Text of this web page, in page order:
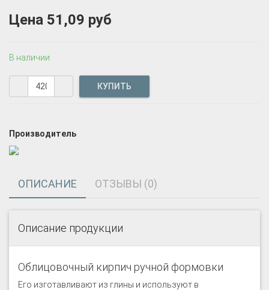
Цена 51,09 руб
В наличии
Производитель
ОПИСАНИЕ ОТЗЫВЫ (0)
Описание продукции
Облицовочный кирпич ручной формовки
Его изготавливают из глины и используют в